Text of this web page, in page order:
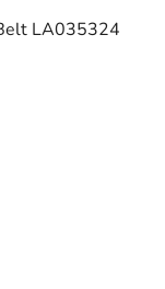
LA035324